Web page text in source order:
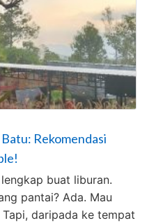
Rekomendasi
buat liburan.
pantai? Ada. Mau
daripada ke tempat